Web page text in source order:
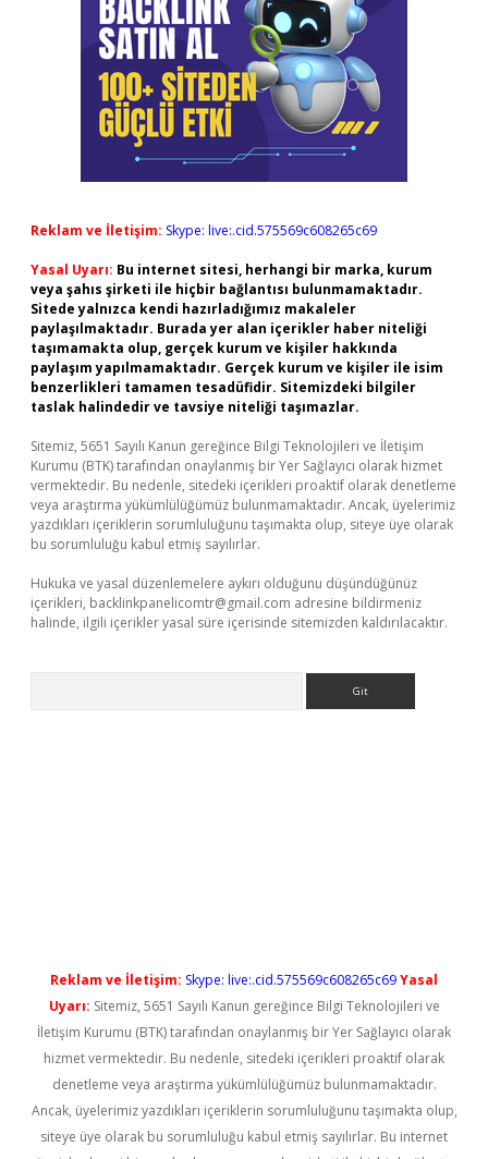
Reklam ve İletişim: Skype: live:.cid.575569c608265c69
Yasal Uyarı: Bu internet sitesi, herhangi bir marka, kurum
veya şahıs şirketi ile hiçbir bağlantısı bulunmamaktadır.
Sitede yalnızca kendi hazırladığımız makaleler
paylaşılmaktadır. Burada yer alan içerikler haber niteliği
taşımamakta olup, gerçek kurum ve kişiler hakkında
paylaşım yapılmamaktadır. Gerçek kurum ve kişiler ile isim
benzerlikleri tamamen tesadüfidir. Sitemizdeki bilgiler
taslak halindedir ve tavsiye niteliği taşımazlar.
Sitemiz, 5651 Sayılı Kanun gereğince Bilgi Teknolojileri ve İletişim
Kurumu (BTK) tarafından onaylanmış bir Yer Sağlayıcı olarak hizmet
vermektedir. Bu nedenle, sitedeki içerikleri proaktif olarak denetleme
veya araştırma yükümlülüğümüz bulunmamaktadır. Ancak, üyelerimiz
yazdıkları içeriklerin sorumluluğunu taşımakta olup, siteye üye olarak
bu sorumluluğu kabul etmiş sayılırlar.
Hukuka ve yasal düzenlemelere aykırı olduğunu düşündüğünüz
içerikleri, backlinkpanelicomtr@gmail.com adresine bildirmeniz
halinde, ilgili içerikler yasal süre içerisinde sitemizden kaldırılacaktır.
Reklam ve İletişim: Skype: live:.cid.575569c608265c69Yasal
Uyarı: Sitemiz, 5651 Sayılı Kanun gereğince Bilgi Teknolojileri ve
İletişim Kurumu (BTK) tarafından onaylanmış bir Yer Sağlayıcı olarak
hizmet vermektedir. Bu nedenle, sitedeki içerikleri proaktif olarak
denetleme veya araştırma yükümlülüğümüz bulunmamaktadır.
Ancak, üyelerimiz yazdıkları içeriklerin sorumluluğunu taşımakta olup,
siteye üye olarak bu sorumluluğu kabul etmiş sayılırlar. Bu internet